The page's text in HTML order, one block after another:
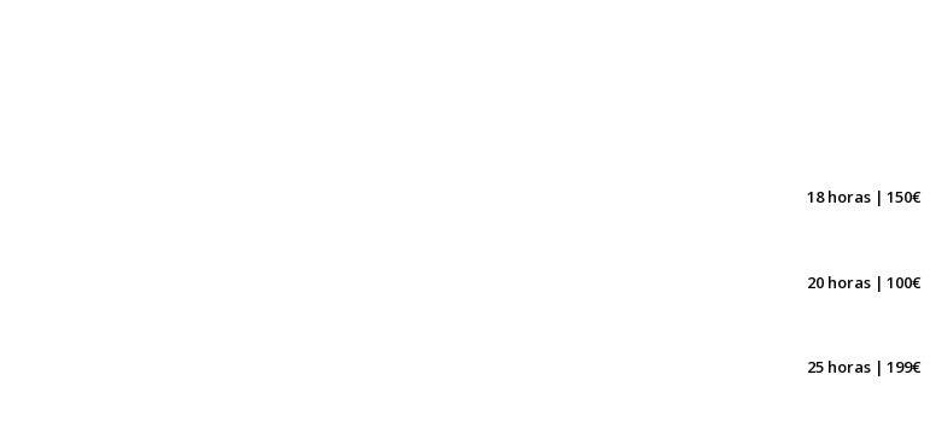
18 horas | 150€
20 horas | 100€
25 horas | 199€